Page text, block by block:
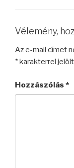
Vélemény,
Az e-mail címet
*karakterrel
Hozzászólás *